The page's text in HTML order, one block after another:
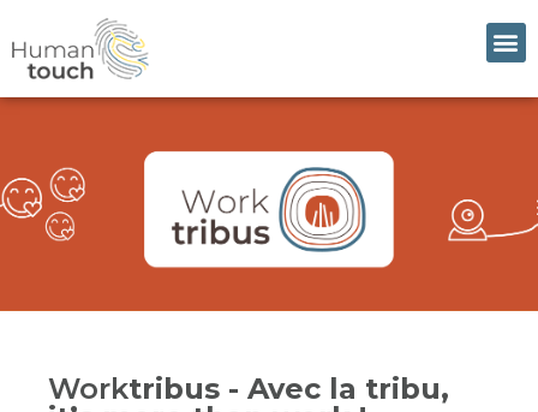
Worktribus - Avec la tribu,